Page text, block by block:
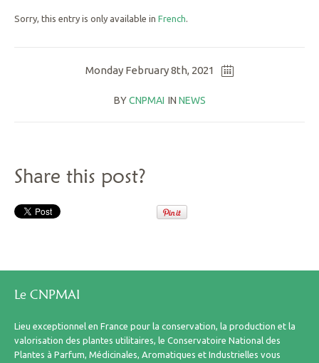
Sorry, this entry is only available in French.
Monday February 8th, 2021
BYCNPMAI IN NEWS
Share this post?
Le CNPMAI
Lieu exceptionnel en France pour la conservation, la production et la
valorisation des plantes utilitaires, le Conservatoire National des
Plantes à Parfum, Médicinales, Aromatiques et Industrielles vous